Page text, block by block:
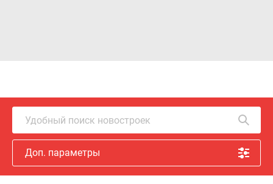
Удобный поиск новостроек
Доп. параметры